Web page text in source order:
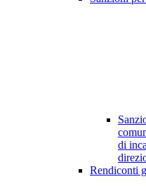
di
Rendiconti